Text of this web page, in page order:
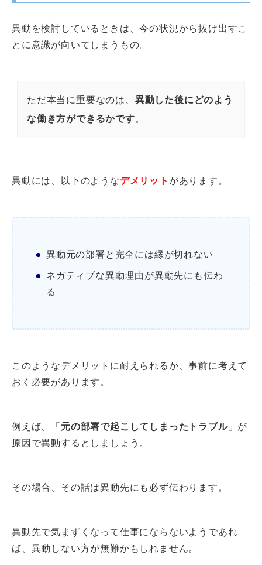
異動を検討しているときは、今の状況から抜け出すこ
とに意識が向いてしまうもの。
ただ本当に重要なのは、 異動した後にどのよう
な働き方ができるかです。
異動には、以下のようなデメリット があります。
異動元の部署と完全には縁が切れない
ネガティブな異動理由が異動先にも伝わ
る
このようなデメリットに耐えられるか、事前に考えて
おく必要があります。
例えば、「 元の部署で起こしてしまったトラブル」が
原因で異動するとしましょう。
その場合、その話は異動先にも必ず伝わります。
異動先で気まずくなって仕事にならないようであれ
ば、異動しない方が無難かもしれません。